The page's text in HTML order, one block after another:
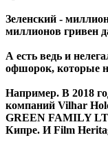
Зеленский -
миллионов гривен
А есть ведь и
офшорок, которые
Например. В 2018
компаний Vilhar
GREEN FAMILY
Кипре. И Film